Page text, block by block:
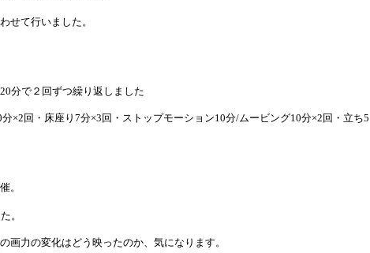
せて行いました。
分で２回ずつ繰り返しました
×2回・床座り7分×3回・ストップモーション10分/ムービング10分×2回・立ち5
。
。
画力の変化はどう映ったのか、気になります。